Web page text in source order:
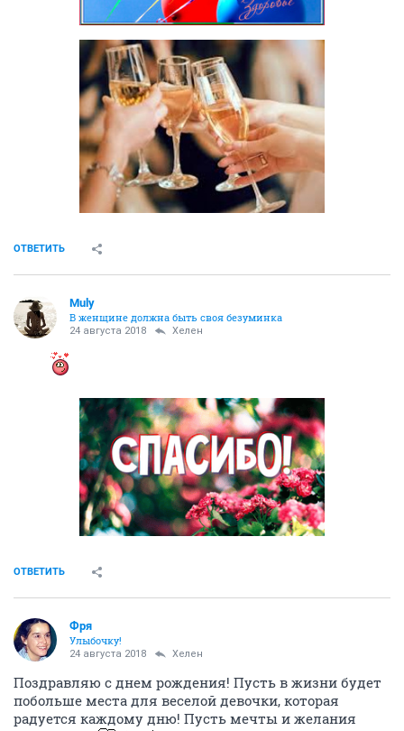
ОТВЕТИТЬ
Muly
В женщине должна быть своя безyминка
24 августа 2018 Хелен
ОТВЕТИТЬ
Фря
Улыбочку!
24 августа 2018 Хелен
Поздравляю с днем рождения! Пусть в жизни будет
побольше места для веселой девочки, которая
радуется каждому дню! Пусть мечты и желания